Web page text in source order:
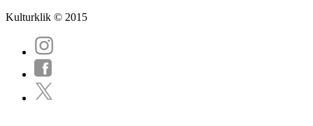
Kulturklik © 2015